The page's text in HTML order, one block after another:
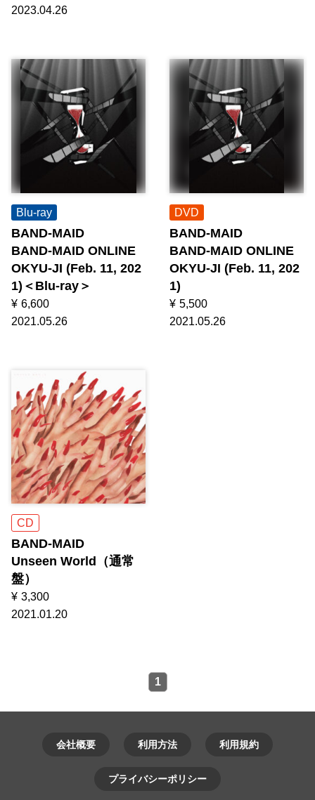
2023.04.26
Blu-ray
BAND-MAID
BAND-MAID ONLINE
OKYU-JI (Feb. 11, 202
1)＜Blu-ray＞
¥ 6,600
2021.05.26
DVD
BAND-MAID
BAND-MAID ONLINE
OKYU-JI (Feb. 11, 202
1)
¥ 5,500
2021.05.26
CD
BAND-MAID
Unseen World（通常
盤）
¥ 3,300
2021.01.20
1
会社概要 利用方法 利用規約
プライバシーポリシー